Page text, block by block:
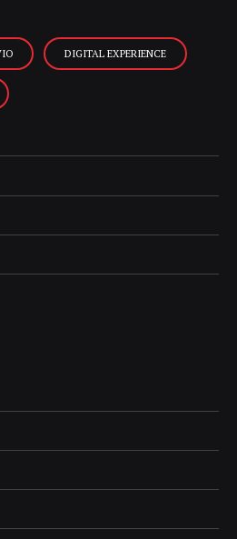
DIGITAL EXPERIENCE